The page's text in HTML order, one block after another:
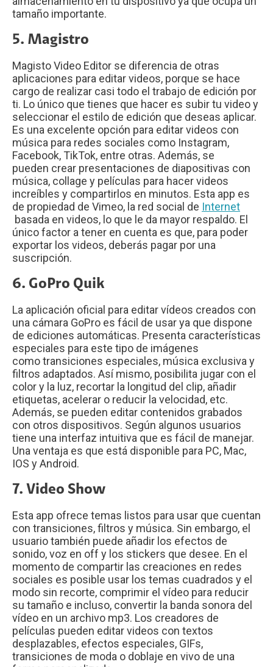
tamaño importante.
5. Magistro
Magisto Video Editor se diferencia de otras
aplicaciones para editar videos, porque se hace
cargo de realizar casi todo el trabajo de edición por
ti. Lo único que tienes que hacer es subir tu video y
seleccionar el estilo de edición que deseas aplicar.
Es una excelente opción para editar videos con
música para redes sociales como Instagram,
Facebook, TikTok, entre otras. Además, se
pueden crear presentaciones de diapositivas con
música, collage y películas para hacer videos
increíbles y compartirlos en minutos. Esta app es
de propiedad de Vimeo, la red social de Internet
basada en videos, lo que le da mayor respaldo. El
único factor a tener en cuenta es que, para poder
exportar los videos, deberás pagar por una
suscripción.
6. GoPro Quik
La aplicación oficial para editar vídeos creados con
una cámara GoPro es fácil de usar ya que dispone
de ediciones automáticas. Presenta características
especiales para este tipo de imágenes
como transiciones especiales, música exclusiva y
filtros adaptados. Así mismo, posibilita jugar con el
color y la luz, recortar la longitud del clip, añadir
etiquetas, acelerar o reducir la velocidad, etc.
Además, se pueden editar contenidos grabados
con otros dispositivos. Según algunos usuarios
tiene una interfaz intuitiva que es fácil de manejar.
Una ventaja es que está disponible para PC, Mac,
IOS y Android.
7. Video Show
Esta app ofrece temas listos para usar que cuentan
con transiciones, filtros y música. Sin embargo, el
usuario también puede añadir los efectos de
sonido, voz en off y los stickers que desee. En el
momento de compartir las creaciones en redes
sociales es posible usar los temas cuadrados y el
modo sin recorte, comprimir el vídeo para reducir
su tamaño e incluso, convertir la banda sonora del
vídeo en un archivo mp3. Los creadores de
películas pueden editar videos con textos
desplazables, efectos especiales, GIFs,
transiciones de moda o doblaje en vivo de una